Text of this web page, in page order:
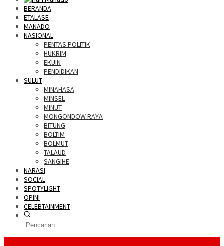
BERANDA
ETALASE
MANADO
NASIONAL
PENTAS POLITIK
HUKRIM
EKUIN
PENDIDIKAN
SULUT
MINAHASA
MINSEL
MINUT
MONGONDOW RAYA
BITUNG
BOLTIM
BOLMUT
TALAUD
SANGIHE
NARASI
SOCIAL
SPOTYLIGHT
OPINI
CELEBTAINMENT